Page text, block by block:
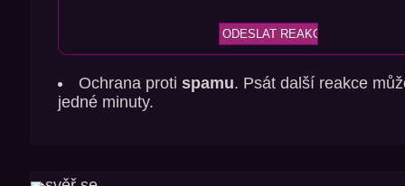
Ochrana protispamu. Psát další reakce
jedné minuty.